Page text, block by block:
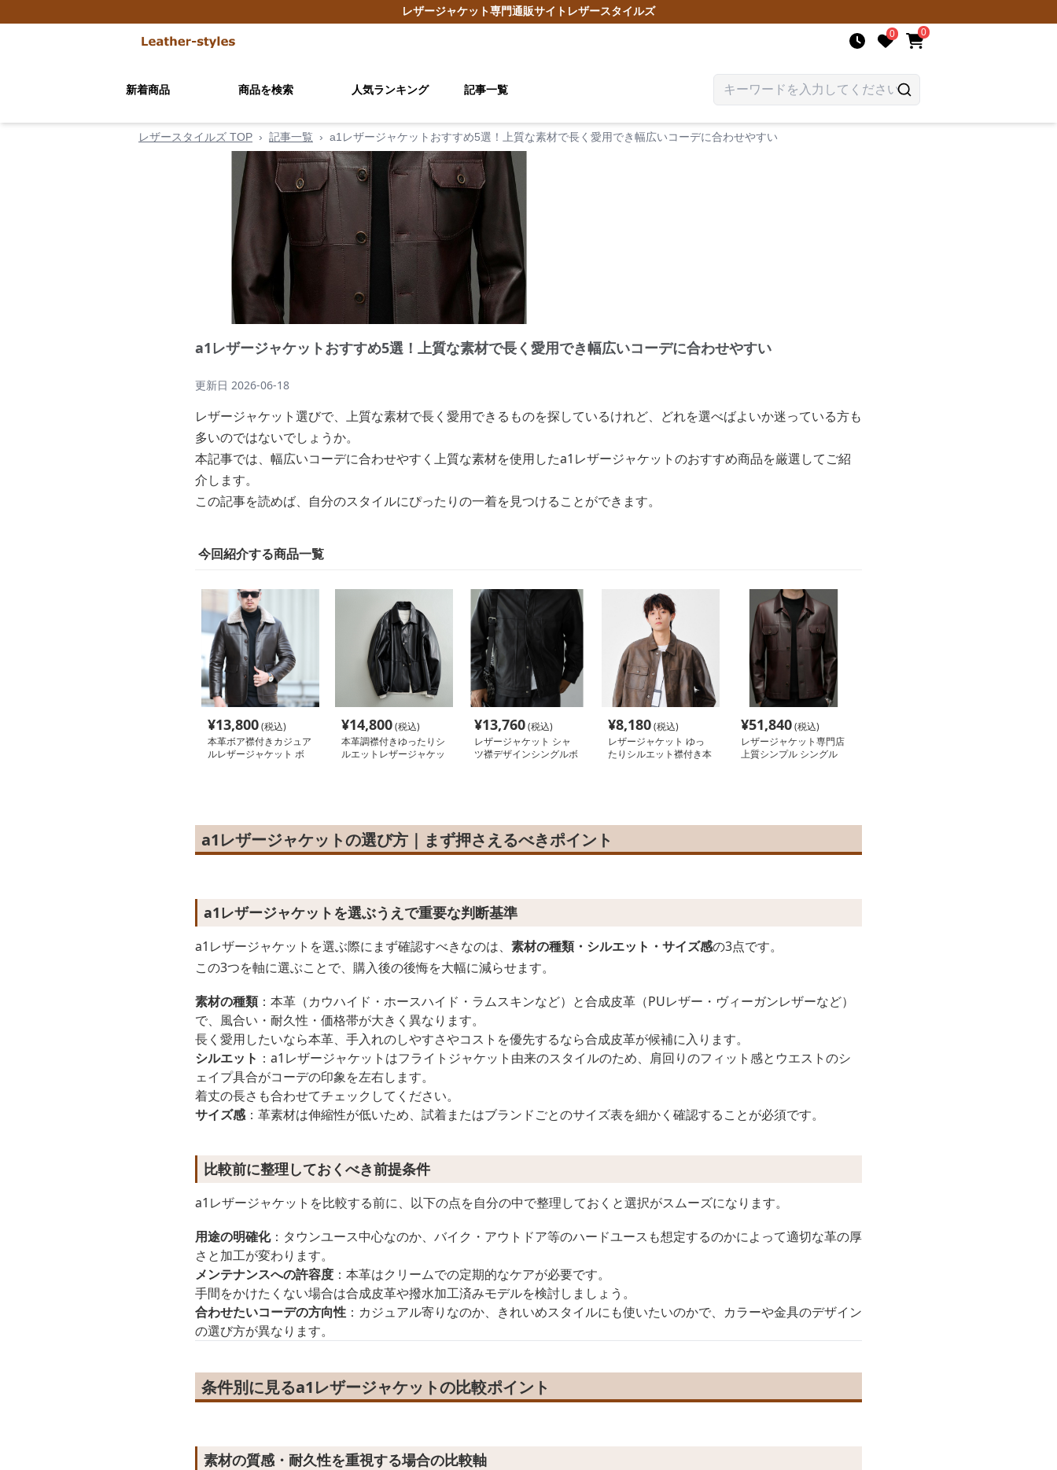
レザージャケット専門通販サイト レザースタイルズ
0 0
新着商品 商品を検索 人気ランキング 記事一覧
レザースタイルズ TOP › 記事一覧 › a1レザージャケットおすすめ5選！上質な素材で長く愛用でき幅広いコーデに合わせやすい
a1レザージャケットおすすめ5選！上質な素材で長く愛用でき幅広いコーデに合わせやすい
更新日 2026-06-18
レザージャケット選びで、上質な素材で長く愛用できるものを探しているけれど、どれを選べばよいか迷っている方も
多いのではないでしょうか。
本記事では、幅広いコーデに合わせやすく上質な素材を使用したa1レザージャケットのおすすめ商品を厳選してご紹
介します。
この記事を読めば、自分のスタイルにぴったりの一着を見つけることができます。
今回紹介する商品一覧
¥13,800(税込)
本革ボア襟付きカジュア
ルレザージャケット ボ
¥14,800(税込)
本革調襟付きゆったりシ
ルエットレザージャケッ
¥13,760(税込)
レザージャケット シャ
ツ襟デザインシングルボ
¥8,180(税込)
レザージャケット ゆっ
たりシルエット襟付き本
¥51,840(税込)
レザージャケット専門店
上質シンプル シングル
a1レザージャケットの選び方｜まず押さえるべきポイント
a1レザージャケットを選ぶうえで重要な判断基準
a1レザージャケットを選ぶ際にまず確認すべきなのは、 素材の種類・シルエット・サイズ感の3点です。
この3つを軸に選ぶことで、購入後の後悔を大幅に減らせます。
素材の種類：本革（カウハイド・ホースハイド・ラムスキンなど）と合成皮革（PUレザー・ヴィーガンレザーなど）
で、風合い・耐久性・価格帯が大きく異なります。
長く愛用したいなら本革、手入れのしやすさやコストを優先するなら合成皮革が候補に入ります。
シルエット ：a1レザージャケットはフライトジャケット由来のスタイルのため、肩回りのフィット感とウエストのシ
ェイプ具合がコーデの印象を左右します。
着丈の長さも合わせてチェックしてください。
サイズ感：革素材は伸縮性が低いため、試着またはブランドごとのサイズ表を細かく確認することが必須です。
比較前に整理しておくべき前提条件
a1レザージャケットを比較する前に、以下の点を自分の中で整理しておくと選択がスムーズになります。
用途の明確化：タウンユース中心なのか、バイク・アウトドア等のハードユースも想定するのかによって適切な革の厚
さと加工が変わります。
メンテナンスへの許容度 ：本革はクリームでの定期的なケアが必要です。
手間をかけたくない場合は合成皮革や撥水加工済みモデルを検討しましょう。
合わせたいコーデの方向性 ：カジュアル寄りなのか、きれいめスタイルにも使いたいのかで、カラーや金具のデザイン
の選び方が異なります。
条件別に見るa1レザージャケットの比較ポイント
素材の質感・耐久性を重視する場合の比較軸